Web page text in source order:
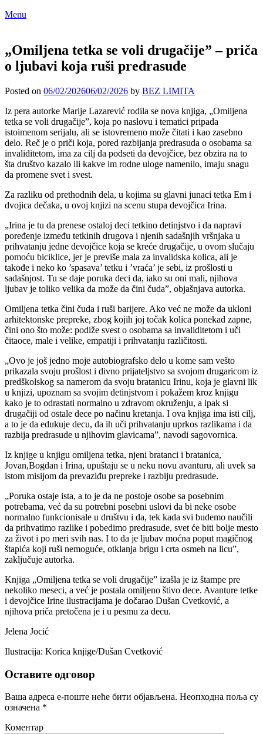
Menu
„Omiljena tetka se voli drugačije” – priča
o ljubavi koja ruši predrasude
Posted on 06/02/202606/02/2026 by BEZ LIMITA
Iz pera autorke Marije Lazarević rodila se nova knjiga, „Omiljena
tetka se voli drugačije”, koja po naslovu i tematici pripada
istoimenom serijalu, ali se istovremeno može čitati i kao zasebno
delo. Reč je o priči koja, pored razbijanja predrasuda o osobama sa
invaliditetom, ima za cilj da podseti da devojčice, bez obzira na to
šta društvo kazalo ili kakve im rodne uloge namenilo, imaju snagu
da promene svet i svest.
Za razliku od prethodnih dela, u kojima su glavni junaci tetka Em i
dvojica dečaka, u ovoj knjizi na scenu stupa devojčica Irina.
„Irina je tu da prenese ostaloj deci tetkino detinjstvo i da napravi
poređenje između tetkinih drugova i njenih sadašnjih vršnjaka u
prihvatanju jedne devojčice koja se kreće drugačije, u ovom slučaju
pomoću biciklice, jer je previše mala za invalidska kolica, ali je
takođe i neko ko ’spasava’ tetku i ’vraća’ je sebi, iz prošlosti u
sadašnjost. Tu se daje poruka deci da, iako su oni mali, njihova
ljubav je toliko velika da može da čini čuda”, objašnjava autorka.
Omiljena tetka čini čuda i ruši barijere. Ako već ne može da ukloni
arhitektonske prepreke, zbog kojih joj točak kolica ponekad zapne,
čini ono što može: podiže svest o osobama sa invaliditetom i uči
čitaoce, male i velike, empatiji i prihvatanju različitosti.
„Ovo je još jedno moje autobiografsko delo u kome sam vešto
prikazala svoju prošlost i divno prijateljstvo sa svojom drugaricom iz
predškolskog sa namerom da svoju bratanicu Irinu, koja je glavni lik
u knjizi, upoznam sa svojim detinjstvom i pokažem kroz knjigu
kako je to odrastati normalno u zdravom okruženju, a ipak si
drugačiji od ostale dece po načinu kretanja. I ova knjiga ima isti cilj,
a to je da edukuje decu, da ih uči prihvatanju uprkos razlikama i da
razbija predrasude u njihovim glavicama”, navodi sagovornica.
Iz knjige u knjigu omiljena tetka, njeni bratanci i bratanica,
Jovan,Bogdan i Irina, upuštaju se u neku novu avanturu, ali uvek sa
istom misijom da prevaziđu prepreke i razbiju predrasude.
„Poruka ostaje ista, a to je da ne postoje osobe sa posebnim
potrebama, već da su potrebni posebni uslovi da bi neke osobe
normalno funkcionisale u društvu i da, tek kada svi budemo naučili
da prihvatimo razlike i pobedimo predrasude, svet će biti bolje mesto
za život i po meri svih nas. I to da je ljubav moćna poput magičnog
štapića koji ruši nemoguće, otklanja brigu i crta osmeh na licu”,
zaključuje autorka.
Knjiga „Omiljena tetka se voli drugačije” izašla je iz štampe pre
nekoliko meseci, a već je postala omiljeno štivo dece. Avanture tetke
i devojčice Irine ilustracijama je dočarao Dušan Cvetković, a
njihova priča pretočena je i u pesmu za decu.
Jelena Jocić
Ilustracija: Korica knjige/Dušan Cvetković
Оставите одговор
Ваша адреса е-поште неће бити објављена. Неопходна поља су
означена *
Коментар